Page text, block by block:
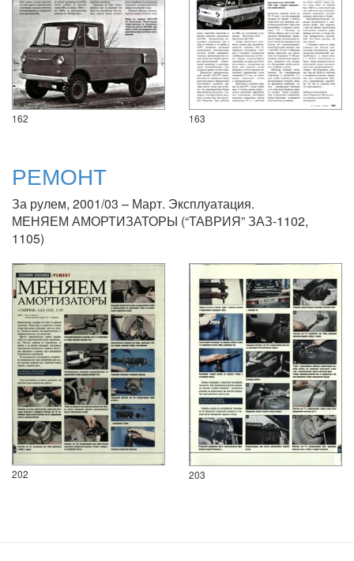
162 163
РЕМОНТ
За рулем, 2001/03 – Март. Эксплуатация.
МЕНЯЕМ АМОРТИЗАТОРЫ (“ТАВРИЯ” ЗАЗ-1102,
1105)
202 203